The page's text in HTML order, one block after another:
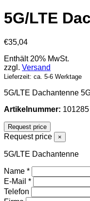
5G/LTE
€35,04
Enthält 20% MwSt.
zzgl. Versand
Lieferzeit: ca. 5-6 Werktage
5G/LTE Dachantenne
Artikelnummer: 101285
Request price
Request price ×
5G/LTE Dachantenne
Name *
E-Mail *
Telefon